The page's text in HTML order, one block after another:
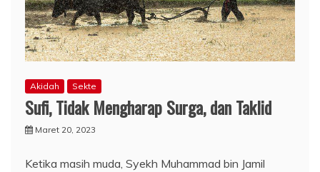
Akidah Sekte
Sufi, Tidak Mengharap Surga, dan Taklid
Maret 20, 2023
Ketika masih muda, Syekh Muhammad bin Jamil